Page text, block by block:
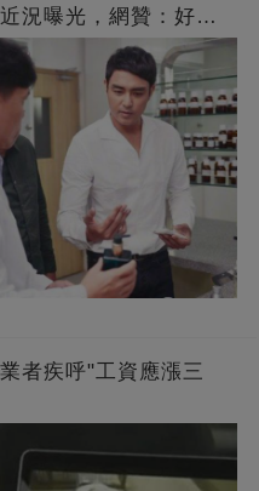
況曝光，網贊：好老
者疾呼"工資應漲三